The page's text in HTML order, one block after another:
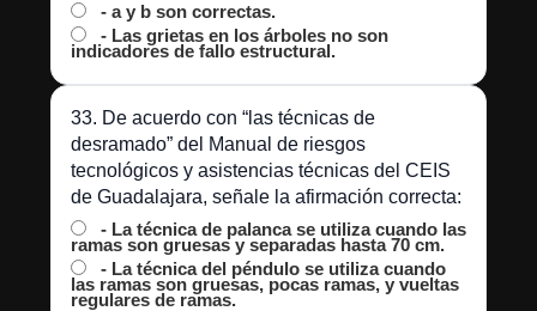
- a y b son correctas.
- Las grietas en los árboles no son
indicadores de fallo estructural.
33. De acuerdo con “las técnicas de
desramado” del Manual de riesgos
tecnológicos y asistencias técnicas del CEIS
de Guadalajara, señale la afirmación correcta:
- La técnica de palanca se utiliza cuando las
ramas son gruesas y separadas hasta 70 cm.
- La técnica del péndulo se utiliza cuando
las ramas son gruesas, pocas ramas, y vueltas
regulares de ramas.